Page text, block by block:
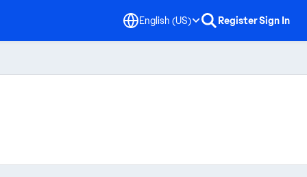
English (US) RegisterSign In